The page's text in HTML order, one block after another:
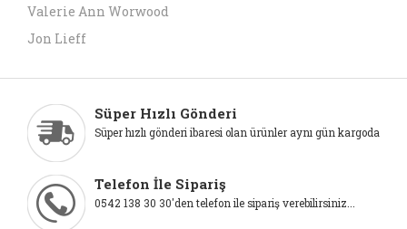
Valerie Ann Worwood
Jon Lieff
Süper Hızlı Gönderi
Süper hızlı gönderi ibaresi olan ürünler aynı gün kargoda
Telefon İle Sipariş
0542 138 30 30'den telefon ile sipariş verebilirsiniz...